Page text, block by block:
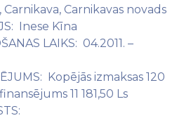
Carnikava, Carnikavas novads
Inese Kīna
LAIKS: 04.2011. –
Kopējās izmaksas 120
11 181,50 Ls